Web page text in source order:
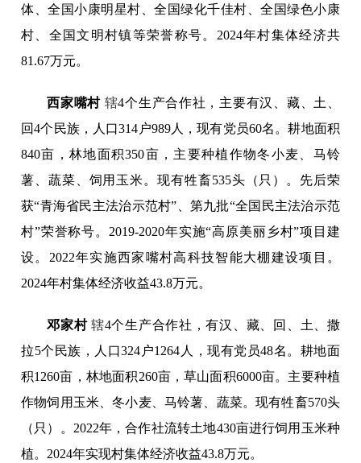
体、全国小康明星村、全国绿化千佳村、全国绿色小康
村、全国文明村镇等荣誉称号。2024年村集体经济共
81.67万元。
西家嘴村 辖4个生产合作社，主要有汉、藏、土、
回4个民族，人口314户989人，现有党员60名。耕地面积
840亩，林地面积350亩，主要种植作物冬小麦、马铃
薯、蔬菜、饲用玉米。现有牲畜535头（只）。先后荣
获“青海省民主法治示范村”、第九批“全国民主法治示范
村”荣誉称号。2019-2020年实施“高原美丽乡村”项目建
设。2022年实施西家嘴村高科技智能大棚建设项目。
2024年村集体经济收益43.8万元。
邓家村 辖4个生产合作社，有汉、藏、回、土、撒
拉5个民族，人口324户1264人，现有党员48名。耕地面
积1260亩，林地面积260亩，草山面积6000亩。主要种植
作物饲用玉米、冬小麦、马铃薯、蔬菜。现有牲畜570头
（只）。2022年，合作社流转土地430亩进行饲用玉米种
植。2024年实现村集体经济收益43.8万元。